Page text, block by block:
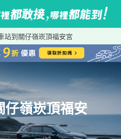
站到關仔嶺崁頂福安宮
嶺崁頂福安